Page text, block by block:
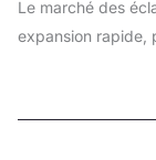
Le marché des
expansion rapide,